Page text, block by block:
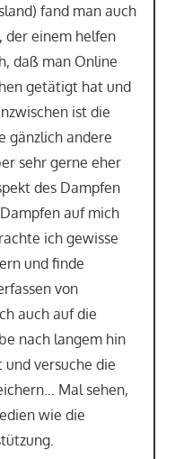
fand man auch
der einem helfen
daß man Online
getätigt hat und
ist die
gänzlich andere
sehr gerne eher
des Dampfen
auf mich
ich gewisse
und finde
von
auch auf die
nach langem hin
versuche die
Mal sehen,
wie die